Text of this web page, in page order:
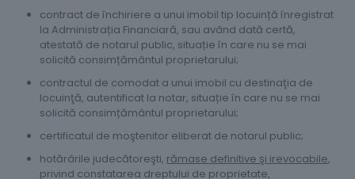
contract de închiriere a unui imobil tip locuință înregistrat
la Administrația Financiară, sau având dată certă,
atestată de notarul public, situație în care nu se mai
solicită consimțământul proprietarului;
contractul de comodat a unui imobil cu destinaţia de
locuinţă, autentificat la notar, situație în care nu se mai
solicită consimțământul proprietarului;
certificatul de moştenitor eliberat de notarul public;
hotărârile judecătoreşti, rămase definitive şi irevocabile,
privind constatarea dreptului de proprietate,